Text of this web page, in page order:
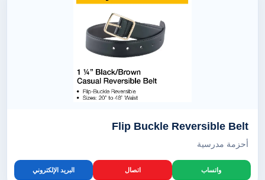
Flip Buckle Reversible Belt
أحزمة مدرسية
واتساب اتصال البريد الإلكتروني